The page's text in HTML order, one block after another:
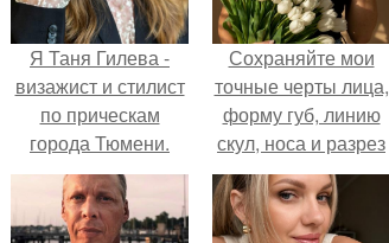
Я Таня Гилева -
визажист и стилист
по прическам
города Тюмени.
Сохраняйте мои
точные черты лица,
форму губ, линию
скул, носа и разрез
глаз.